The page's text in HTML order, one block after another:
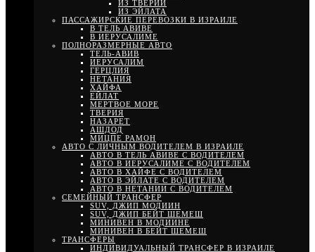
ИЗ ТВЕРИИ
ИЗ ЭЙЛАТА
ПАССАЖИРСКИЕ ПЕРЕВОЗКИ В ИЗРАИЛЕ
В ТЕЛЬ АВИВЕ
В ИЕРУСАЛИМЕ
ПОЛНОРАЗМЕРНЫЕ АВТО
ТЕЛЬ-АВИВ
ИЕРУСАЛИМ
ГЕРЦЛИЯ
НЕТАНИЯ
ХАЙФА
ЕЙЛАТ
МЕРТВОЕ МОРЕ
ТВЕРИЯ
НАЗАРЕТ
АШДОД
МИЦПЕ РАМОН
АВТО С ЛИЧНЫМ ВОДИТЕЛЕМ В ИЗРАИЛЕ
АВТО В ТЕЛЬ АВИВЕ С ВОДИТЕЛЕМ
АВТО В ИЕРУСАЛИМЕ С ВОДИТЕЛЕМ
АВТО В ХАЙФЕ С ВОДИТЕЛЕМ
АВТО В ЭЙЛАТЕ С ВОДИТЕЛЕМ
АВТО В НЕТАНИИ С ВОДИТЕЛЕМ
СЕМЕЙНЫЙ ТРАНСФЕР
SUV, ДЖИП МОДИИН
SUV, ДЖИП БЕЙТ ШЕМЕШ
МИНИВЕН В МОДИИНЕ
МИНИВЕН В БЕЙТ ШЕМЕШ
ТРАНСФЕРЫ
ИНДИВИДУАЛЬНЫЙ ТРАНСФЕР В ИЗРАИЛЕ